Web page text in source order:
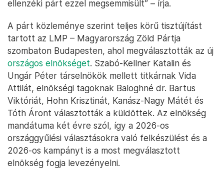
ellenzéki párt ezzel megsemmisült” – írja.
A párt közleménye szerint teljes körű tisztújítást
tartott az LMP – Magyarország Zöld Pártja
szombaton Budapesten, ahol megválasztották az új
országos elnökséget. Szabó-Kellner Katalin és
Ungár Péter társelnökök mellett titkárnak Vida
Attilát, elnökségi tagoknak Baloghné dr. Bartus
Viktóriát, Hohn Krisztinát, Kanász-Nagy Mátét és
Tóth Áront választották a küldöttek. Az elnökség
mandátuma két évre szól, így a 2026-os
országgyűlési választásokra való felkészülést és a
2026-os kampányt is a most megválasztott
elnökség fogja levezényelni.